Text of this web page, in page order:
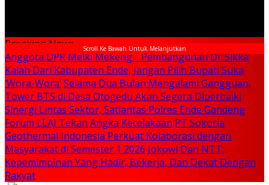
Scroll Ke Bawah Untuk Melanjutkan
Breaking News
Anggota DPR Melki Mekeng : Pembangunan Di Sikka
Kalah Dari Kabupaten Ende, Jangan Pilih Bupati Suka
‘Wora-Wora’Selama Dua Bulan Mengalami Gangguan,
Tower BTS di Desa Otogedu Akan Segera Diperbaiki
Sinergi Lintas Sektor, Satlantas Polres Ende Gandeng
Forum LLAJ Tekan Angka Kecelakaan PT Sokoria
Geothermal Indonesia Perkuat Kolaborasi dengan
Masyarakat di Semester 1 2026 Jokowi Dan NTT:
Kepemimpinan Yang Hadir, Bekerja, Dan Dekat Dengan
Rakyat